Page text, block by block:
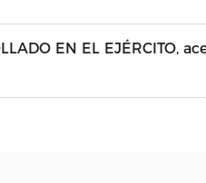
EN EL EJÉRCITO,